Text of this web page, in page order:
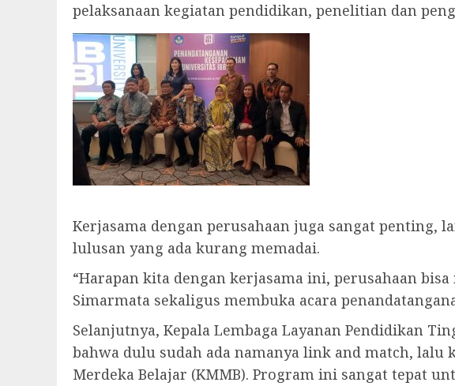
pelaksanaan kegiatan pendidikan, penelitian dan
Kerjasama dengan perusahaan juga sangat penting,
lulusan yang ada kurang memadai.
“Harapan kita dengan kerjasama ini, perusahaan
Simarmata sekaligus membuka acara
Selanjutnya, Kepala Lembaga Layanan Pendidikan
bahwa dulu sudah ada namanya link and match,
Merdeka Belajar (KMMB). Program ini sangat tepat